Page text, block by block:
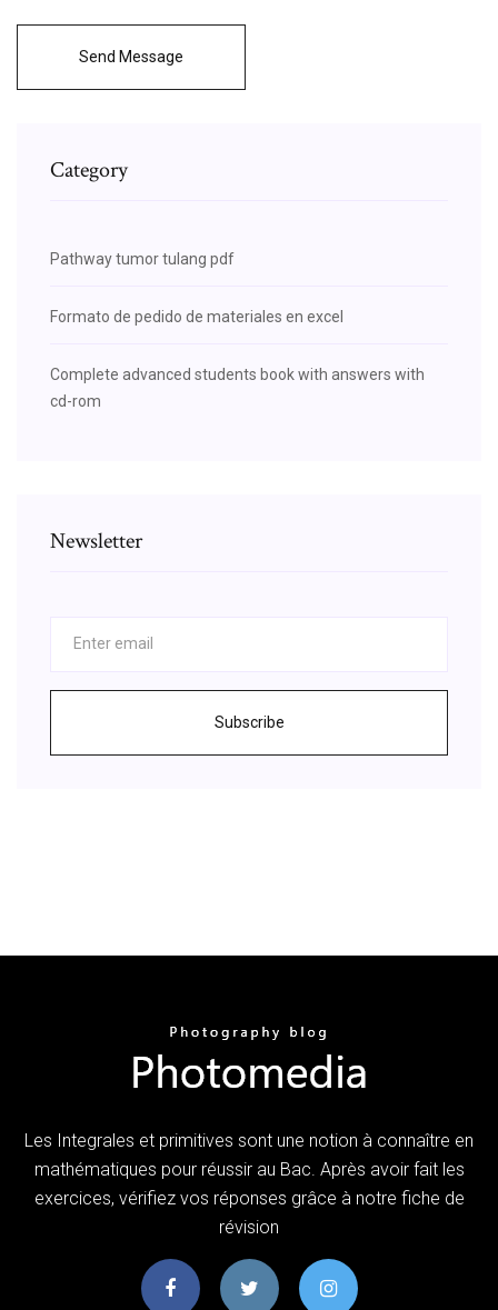
Send Message
Category
Pathway tumor tulang pdf
Formato de pedido de materiales en excel
Complete advanced students book with answers with
cd-rom
Newsletter
Subscribe
Les Integrales et primitives sont une notion à connaître en
mathématiques pour réussir au Bac. Après avoir fait les
exercices, vérifiez vos réponses grâce à notre fiche de
révision